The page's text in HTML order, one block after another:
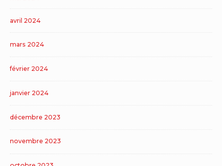
avril 2024
mars 2024
février 2024
janvier 2024
décembre 2023
novembre 2023